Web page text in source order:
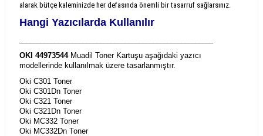
alarak bütçe kaleminizde her defasında önemli bir tasarruf sağlarsınız.
Hangi Yazıcılarda Kullanılır
OKI 44973544Muadil Toner Kartuşu aşağıdaki yazıcı
modellerinde kullanılmak üzere tasarlanmıştır.
Oki C301 Toner
Oki C301Dn Toner
Oki C321 Toner
Oki C321Dn Toner
Oki MC332 Toner
Oki MC332Dn Toner